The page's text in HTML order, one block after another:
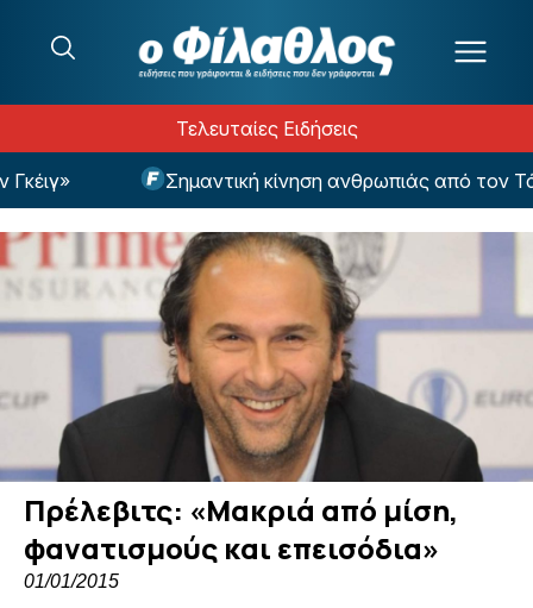
Τελευταίες Ειδήσεις
Σημαντική κίνηση ανθρωπιάς από τον
Πρέλεβιτς: «Μακριά από μίση,
φανατισμούς και επεισόδια»
01/01/2015